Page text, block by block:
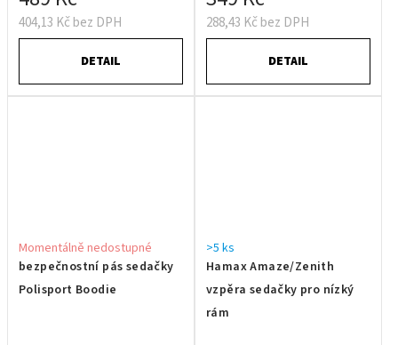
404,13 Kč bez DPH
DETAIL
288,43 Kč bez DPH
DETAIL
bezpečnostní pás sedačky
Polisport Boodie
Momentálně nedostupné
Hamax Amaze/Zenith
vzpěra sedačky pro nízký
rám
>5 ks